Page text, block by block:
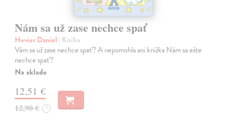
Nám sa už zase nechce spať
Hevier Daniel | Kniha
Vám sa už zase nechce spať? A nepomohla ani knižka Nám sa ešte
nechce spať?
Na sklade
12,51 €
12,90 € ?